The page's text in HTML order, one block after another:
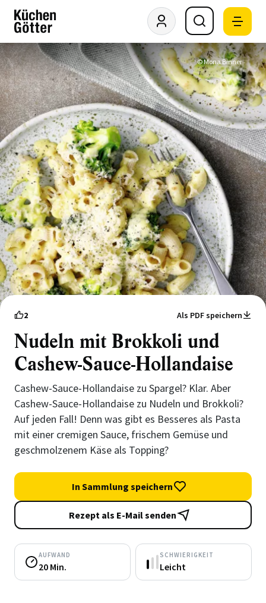
© Mona Binner
2 Als PDF speichern
Nudeln mit Brokkoli und
Cashew-Sauce-Hollandaise
Cashew-Sauce-Hollandaise zu Spargel? Klar. Aber
Cashew-Sauce-Hollandaise zu Nudeln und Brokkoli?
Auf jeden Fall! Denn was gibt es Besseres als Pasta
mit einer cremigen Sauce, frischem Gemüse und
geschmolzenem Käse als Topping?
In Sammlung speichern
Rezept als E-Mail senden
AUFWAND
20 Min.
SCHWIERIGKEIT
Leicht